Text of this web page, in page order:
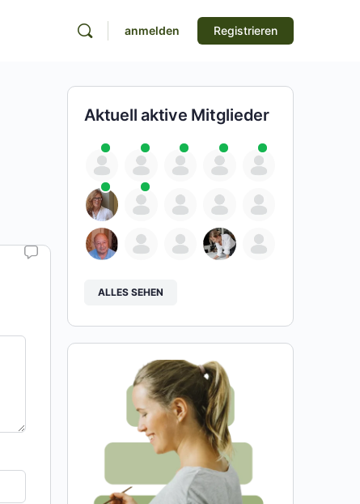
anmelden Registrieren
Aktuell aktive Mitglieder
ALLES SEHEN